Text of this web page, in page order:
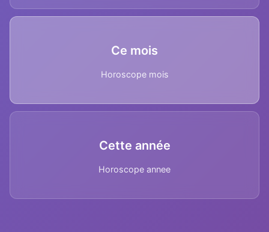
Ce mois
Horoscope mois
Cette année
Horoscope annee